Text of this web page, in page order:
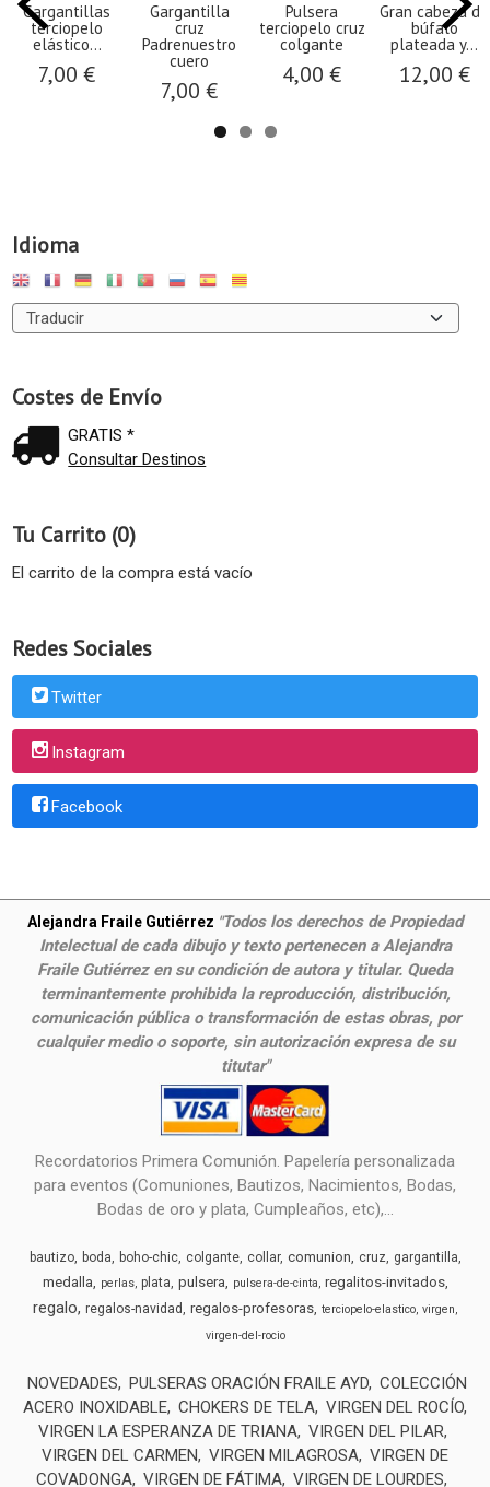
Idioma
Costes de Envío
GRATIS *
Consultar Destinos
Tu Carrito (0)
El carrito de la compra está vacío
Redes Sociales
Twitter
Instagram
Facebook
Gargantillas
terciopelo
elástico...
7,00 €
Gargantilla
cruz
Padrenuestro
cuero
7,00 €
Pulsera
terciopelo cruz
colgante
4,00 €
Gran cabeza de
búfalo
plateada y...
12,00 €
Alejandra Fraile Gutiérrez "Todos los derechos de Propiedad
Intelectual de cada dibujo y texto pertenecen a Alejandra
Fraile Gutiérrez en su condición de autora y titular. Queda
terminantemente prohibida la reproducción, distribución,
comunicación pública o transformación de estas obras, por
cualquier medio o soporte, sin autorización expresa de su
titutar"
Recordatorios Primera Comunión. Papelería personalizada
para eventos (Comuniones, Bautizos, Nacimientos, Bodas,
Bodas de oro y plata, Cumpleaños, etc),...
bautizo boda boho-chic colgante collar comunion cruz gargantilla
medalla perlas plata pulsera pulsera-de-cinta regalitos-invitados
regalo regalos-navidad regalos-profesoras terciopelo-elastico virgen
virgen-del-rocio
NOVEDADES PULSERAS ORACIÓN FRAILE AYD COLECCIÓN
ACERO INOXIDABLE CHOKERS DE TELA VIRGEN DEL ROCÍO
VIRGEN LA ESPERANZA DE TRIANA VIRGEN DEL PILAR
VIRGEN DEL CARMEN
VIRGEN MILAGROSA VIRGEN DE
COVADONGA VIRGEN DE FÁTIMA VIRGEN DE LOURDES